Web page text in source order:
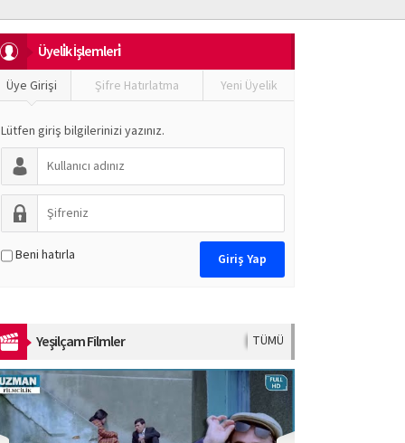
Üyeli̇k İşlemleri̇
Üye Girişi Şifre Hatırlatma Yeni Üyelik
Lütfen giriş bilgilerinizi yazınız.
Beni hatırla
Yeşilçam Filmler TÜMÜ